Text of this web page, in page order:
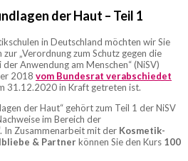
der Haut – Teil 1
in Deutschland möchten wir Sie
„Verordnung zum Schutz gegen die
Anwendung am Menschen“ (NiSV)
2018 vom Bundesrat verabschiedet
31.12.2020 in Kraft getreten ist.
der Haut“ gehört zum Teil 1 der NiSV
im Bereich der
In Zusammenarbeit mit der Kosmetik-
& Partnerkönnen Sie den Kurs 100